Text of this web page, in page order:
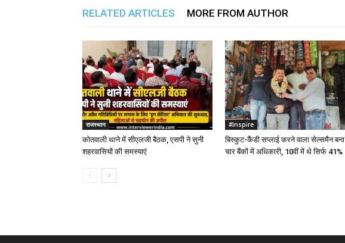
RELATED ARTICLES MORE FROM AUTHOR
राजस्थान
कोतवाली थाने में सीएलजी बैठक, एसपी ने सुनी
शहरवासियों की समस्याएं
#Inspire
बिस्कुट-कैंडी सप्लाई करने वाला सेल्समैन बना
चार बैंकों में अधिकारी, 10वीं में थे सिर्फ 41%